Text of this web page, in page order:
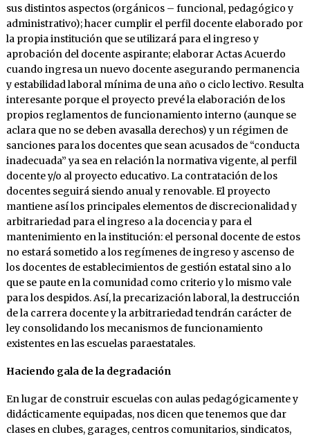
sus distintos aspectos (orgánicos – funcional, pedagógico y
administrativo); hacer cumplir el perfil docente elaborado por
la propia institución que se utilizará para el ingreso y
aprobación del docente aspirante; elaborar Actas Acuerdo
cuando ingresa un nuevo docente asegurando permanencia
y estabilidad laboral mínima de una año o ciclo lectivo. Resulta
interesante porque el proyecto prevé la elaboración de los
propios reglamentos de funcionamiento interno (aunque se
aclara que no se deben avasalla derechos) y un régimen de
sanciones para los docentes que sean acusados de “conducta
inadecuada” ya sea en relación la normativa vigente, al perfil
docente y/o al proyecto educativo. La contratación de los
docentes seguirá siendo anual y renovable. El proyecto
mantiene así los principales elementos de discrecionalidad y
arbitrariedad para el ingreso a la docencia y para el
mantenimiento en la institución: el personal docente de estos
no estará sometido a los regímenes de ingreso y ascenso de
los docentes de establecimientos de gestión estatal sino a lo
que se paute en la comunidad como criterio y lo mismo vale
para los despidos. Así, la precarización laboral, la destrucción
de la carrera docente y la arbitrariedad tendrán carácter de
ley consolidando los mecanismos de funcionamiento
existentes en las escuelas paraestatales.
Haciendo gala de la degradación
En lugar de construir escuelas con aulas pedagógicamente y
didácticamente equipadas, nos dicen que tenemos que dar
clases en clubes, garages, centros comunitarios, sindicatos,